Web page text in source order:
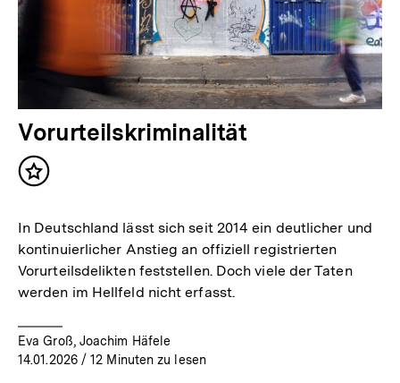
Vorurteilskriminalität
Inhalt
In Deutschland lässt sich seit 2014 ein deutlicher und
kontinuierlicher Anstieg an offiziell registrierten
Vorurteilsdelikten feststellen. Doch viele der Taten
werden im Hellfeld nicht erfasst.
Eva Groß, Joachim Häfele
14.01.2026/ 12 Minuten zu lesen